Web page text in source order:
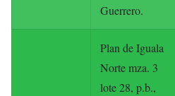
Guerrero.
Plan de Iguala
Norte mza. 3
lote 28, p.b.,